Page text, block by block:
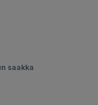
saakka